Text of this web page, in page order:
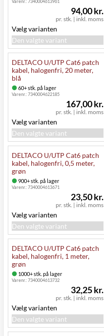
pr. stk. | inkl. moms
94,00 kr.
Vælg varianten
Den valgte variant
DELTACO U/UTP Cat6 patch
kabel, halogenfri, 20 meter,
blå
60+ stk. på lager
Varenr.:7340004622185
pr. stk. | inkl. moms
167,00 kr.
Vælg varianten
Den valgte variant
DELTACO U/UTP Cat6 patch
kabel, halogenfri, 0,5 meter,
grøn
900+ stk. på lager
Varenr.:7340004613671
pr. stk. | inkl. moms
23,50 kr.
Vælg varianten
Den valgte variant
DELTACO U/UTP Cat6 patch
kabel, halogenfri, 1 meter,
grøn
1000+ stk. på lager
Varenr.:7340004613732
pr. stk. | inkl. moms
32,25 kr.
Vælg varianten
Den valgte variant